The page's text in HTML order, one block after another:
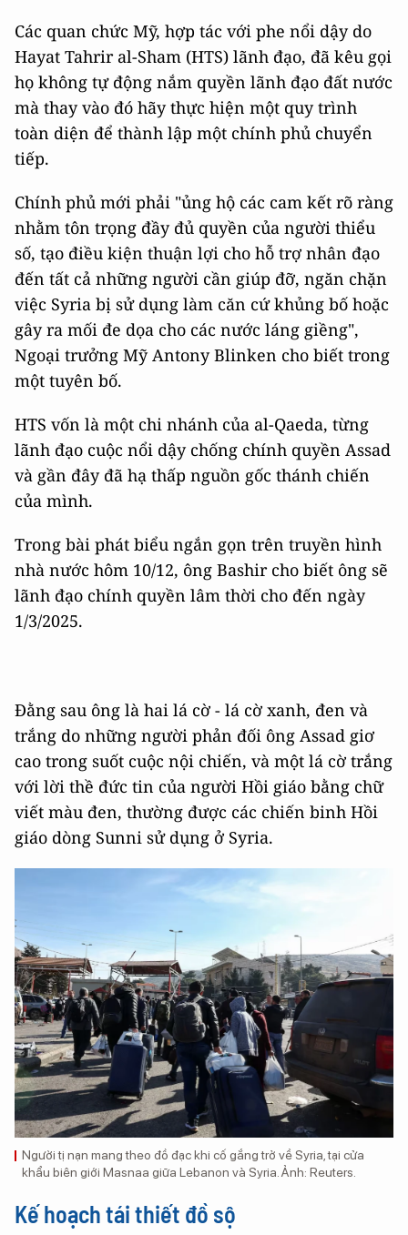
Các quan chức Mỹ, hợp tác với phe nổi dậy do
Hayat Tahrir al-Sham (HTS) lãnh đạo, đã kêu gọi
họ không tự động nắm quyền lãnh đạo đất nước
mà thay vào đó hãy thực hiện một quy trình
toàn diện để thành lập một chính phủ chuyển
tiếp.
Chính phủ mới phải "ủng hộ các cam kết rõ ràng
nhằm tôn trọng đầy đủ quyền của người thiểu
số, tạo điều kiện thuận lợi cho hỗ trợ nhân đạo
đến tất cả những người cần giúp đỡ, ngăn chặn
việc Syria bị sử dụng làm căn cứ khủng bố hoặc
gây ra mối đe dọa cho các nước láng giềng",
Ngoại trưởng Mỹ Antony Blinken cho biết trong
một tuyên bố.
HTS vốn là một chi nhánh của al-Qaeda, từng
lãnh đạo cuộc nổi dậy chống chính quyền Assad
và gần đây đã hạ thấp nguồn gốc thánh chiến
của mình.
Trong bài phát biểu ngắn gọn trên truyền hình
nhà nước hôm 10/12, ông Bashir cho biết ông sẽ
lãnh đạo chính quyền lâm thời cho đến ngày
1/3/2025.
Đằng sau ông là hai lá cờ - lá cờ xanh, đen và
trắng do những người phản đối ông Assad giơ
cao trong suốt cuộc nội chiến, và một lá cờ trắng
với lời thề đức tin của người Hồi giáo bằng chữ
viết màu đen, thường được các chiến binh Hồi
giáo dòng Sunni sử dụng ở Syria.
Người tị nạn mang theo đồ đạc khi cố gắng trở về Syria, tại cửa
khẩu biên giới Masnaa giữa Lebanon và Syria. Ảnh: Reuters.
Kế hoạch tái thiết đồ sộ